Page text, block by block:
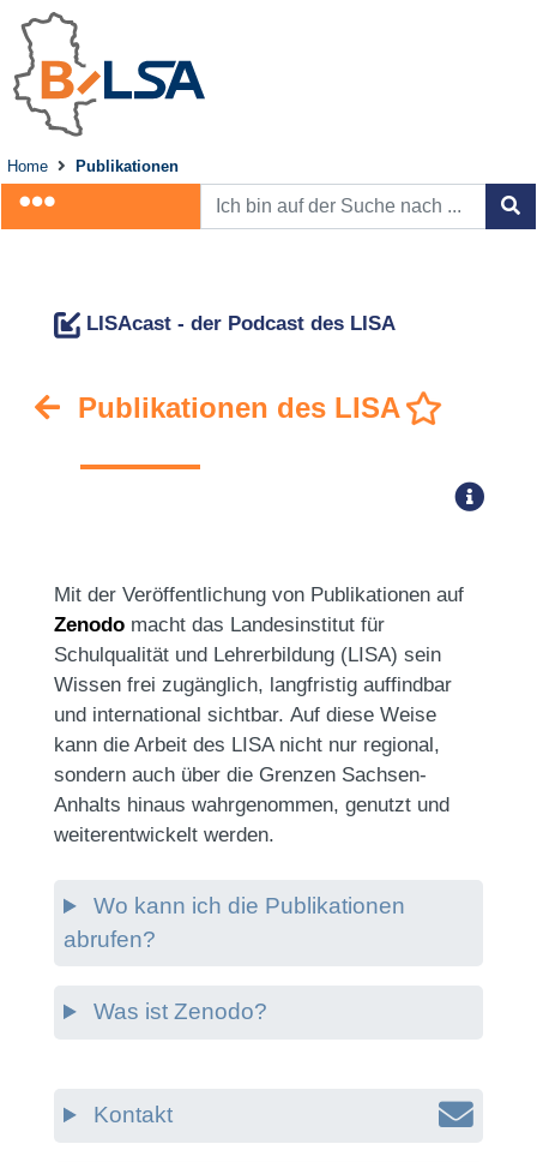
Home Publikationen
LISAcast - der Podcast des LISA
Publikationen des LISA
Mit der Veröffentlichung von Publikationen auf
Zenodo macht das Landesinstitut für
Schulqualität und Lehrerbildung (LISA) sein
Wissen frei zugänglich, langfristig auffindbar
und international sichtbar. Auf diese Weise
kann die Arbeit des LISA nicht nur regional,
sondern auch über die Grenzen Sachsen-
Anhalts hinaus wahrgenommen, genutzt und
weiterentwickelt werden.
Wo kann ich die Publikationen
abrufen?
Was ist Zenodo?
Kontakt